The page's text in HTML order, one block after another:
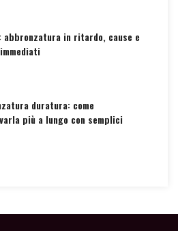
abbronzatura in ritardo, cause e
duratura: come
più a lungo con semplici